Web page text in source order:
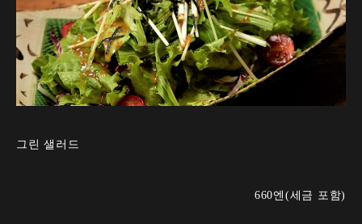
그린 샐러드
660엔(세금 포함)